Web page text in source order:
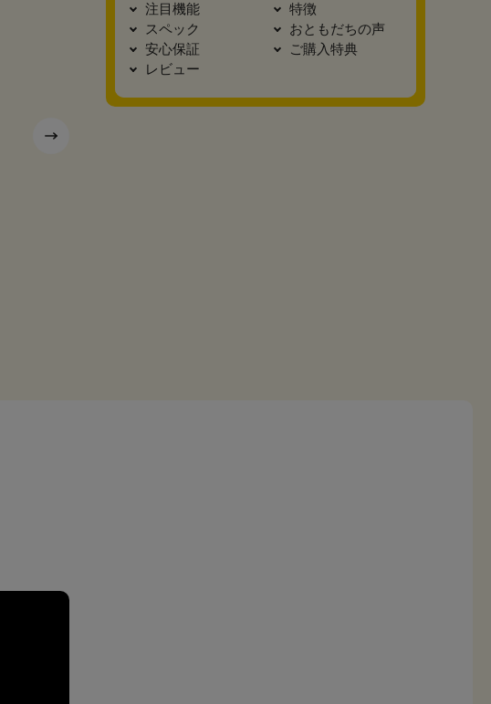
注目機能
特徴
スペック
おともだちの声
安心保証
ご購入特典
レビュー